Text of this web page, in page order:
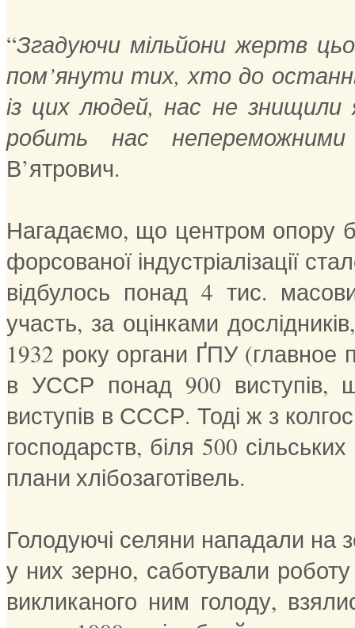
“Згадуючи мільйони жертв
пом’янути тих, хто до
із цих людей, нас не
робить нас непереможними
В’ятрович.
Нагадаємо, що центром опору
форсованої індустріалізації
відбулось понад 4 тис.
участь, за оцінками
1932 року органи ҐПУ (главное
в УССР понад 900 виступів,
виступів в СССР. Тоді ж з
господарств, біля 500
плани хлібозаготівель.
Голодуючі селяни нападали на
у них зерно, саботували
викликаного ним голоду,